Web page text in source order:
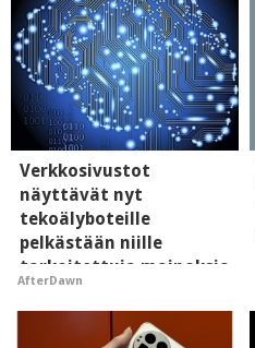
Verkkosivustot
näyttävät nyt
tekoälyboteille
pelkästään niille
tarkoitettuja mainoksia
- vaikuttaa tekoälyn
mielikuvaan brändistä
AfterDawn